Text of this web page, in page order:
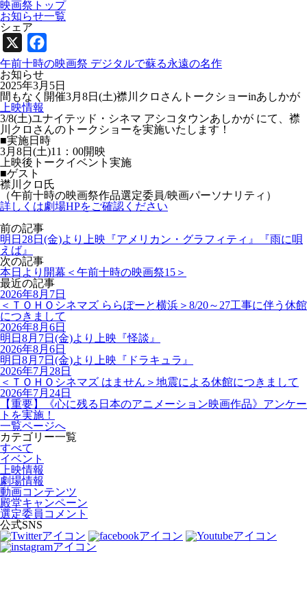
映画祭トップ
お知らせ一覧
シェア
X
午前十時の映画祭 デジタルで蘇る永遠の名作
お知らせ
2025年3月5日
間もなく開催3月8日(土)襟川クロさんトークショーinあしかが
上映情報
3/8(土)ユナイテッド・シネマ アシコタウンあしかが にて、襟
川クロさんのトークショーを実施いたします！
■実施日時
3月8日(土)11：00開映
上映後トークイベント実施
■ゲスト
襟川クロ氏
（午前十時の映画祭作品選定委員/映画パーソナリティ）
詳しくは劇場HPをご確認ください
前の記事
明日28日(金)より上映『アメリカン・グラフィティ』『雨に唄
えば』
次の記事
本日より開幕＜午前十時の映画祭15＞
最近の記事
2026年8月7日
＜ＴＯＨＯシネマズ ららぽーと横浜＞8/20～27工事に伴う休館
につきまして
2026年8月6日
明日8月7日(金)より上映『怪談』
2026年8月6日
明日8月7日(金)より上映『ドラキュラ』
2026年7月28日
＜ＴＯＨＯシネマズ はません＞地震による休館につきまして
2026年7月24日
【重要】《心に残る日本のアニメーション映画作品》アンケー
トを実施！
一覧ページへ
カテゴリー一覧
すべて
イベント
上映情報
劇場情報
動画コンテンツ
殿堂キャンペーン
選定委員コメント
公式SNS